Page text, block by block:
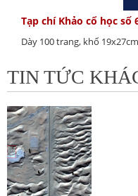
Tạp chí Khảo cổ học số
Dày 100 trang, khổ 19x27cm
TIN TỨC